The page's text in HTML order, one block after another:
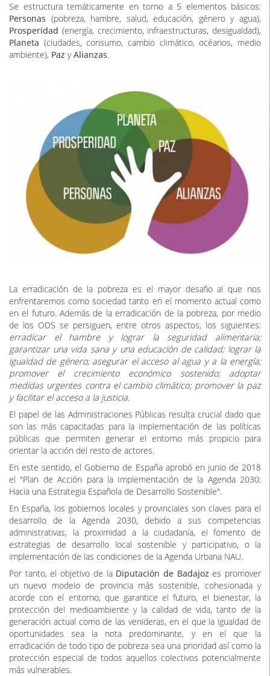
Se estructura temáticamente en torno a 5 elementos básicos:
Personas (pobreza, hambre, salud, educación, género y agua),
Prosperidad (energía, crecimiento, infraestructuras, desigualdad),
Planeta (ciudades, consumo, cambio climático, océanos, medio
ambiente), Paz yAlianzas.
La erradicación de la pobreza es el mayor desafio al que nos
enfrentaremos como sociedad tanto en el momento actual como
en el futuro. Además de la erradicación de la pobreza, por medio
de los ODS se persiguen, entre otros aspectos, los siguientes:
erradicar el hambre y lograr la seguridad alimentaria;
garantizar una vida sana y una educación de calidad; lograr la
igualdad de género; asegurar el acceso al agua y a la energía;
promover el crecimiento económico sostenido; adoptar
medidas urgentes contra el cambio climático; promover la paz
y facilitar el acceso a la justicia.
El papel de las Administraciones Públicas resulta crucial dado que
son las más capacitadas para la implementación de las políticas
públicas que permiten generar el entorno más propicio para
orientar la acción del resto de actores.
En este sentido, el Gobierno de España aprobó en junio de 2018
el "Plan de Acción para la Implementación de la Agenda 2030:
Hacia una Estrategia Española de Desarrollo Sostenible".
En España, los gobiernos locales y provinciales son claves para el
desarrollo de la Agenda 2030, debido a sus competencias
administrativas, la proximidad a la ciudadanía, el fomento de
estrategias de desarrollo local sostenible y participativo, o la
implementación de las condiciones de la Agenda Urbana NAU.
Por tanto, el objetivo de la Diputación de Badajoz es promover
un nuevo modelo de provincia más sostenible, cohesionada y
acorde con el entorno, que garantice el futuro, el bienestar, la
protección del medioambiente y la calidad de vida, tanto de la
generación actual como de las venideras, en el que la igualdad de
oportunidades sea la nota predominante, y en el que la
erradicación de todo tipo de pobreza sea una prioridad así como la
protección especial de todos aquellos colectivos potencialmente
más vulnerables.